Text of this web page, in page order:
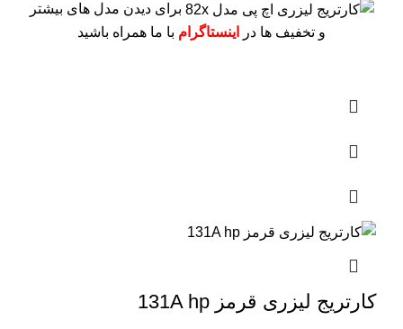
برای دیدن مدل های بیشتر
و تخفیف ها در
اینستاگرام با ما همراه باشید
کارتریج لیزری قرمز 131A hp